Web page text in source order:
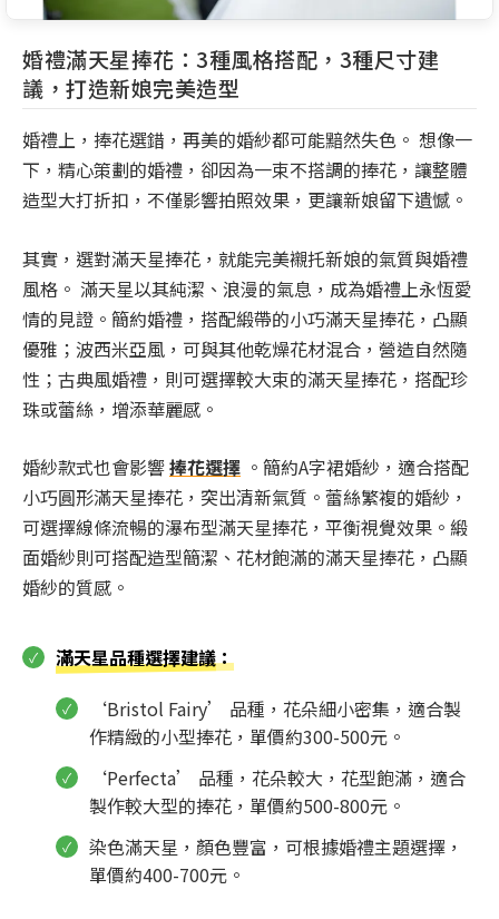
婚禮滿天星捧花：3種風格搭配，3種尺寸建
議，打造新娘完美造型
婚禮上，捧花選錯，再美的婚紗都可能黯然失色。 想像一
下，精心策劃的婚禮，卻因為一束不搭調的捧花，讓整體
造型大打折扣，不僅影響拍照效果，更讓新娘留下遺憾。
其實，選對滿天星捧花，就能完美襯托新娘的氣質與婚禮
風格。 滿天星以其純潔、浪漫的氣息，成為婚禮上永恆愛
情的見證。簡約婚禮，搭配緞帶的小巧滿天星捧花，凸顯
優雅；波西米亞風，可與其他乾燥花材混合，營造自然隨
性；古典風婚禮，則可選擇較大束的滿天星捧花，搭配珍
珠或蕾絲，增添華麗感。
婚紗款式也會影響捧花選擇 。簡約A字裙婚紗，適合搭配
小巧圓形滿天星捧花，突出清新氣質。蕾絲繁複的婚紗，
可選擇線條流暢的瀑布型滿天星捧花，平衡視覺效果。緞
面婚紗則可搭配造型簡潔、花材飽滿的滿天星捧花，凸顯
婚紗的質感。
滿天星品種選擇建議：
‘Bristol Fairy’ 品種，花朵細小密集，適合製
作精緻的小型捧花，單價約300-500元。
‘Perfecta’ 品種，花朵較大，花型飽滿，適合
製作較大型的捧花，單價約500-800元。
染色滿天星，顏色豐富，可根據婚禮主題選擇，
單價約400-700元。